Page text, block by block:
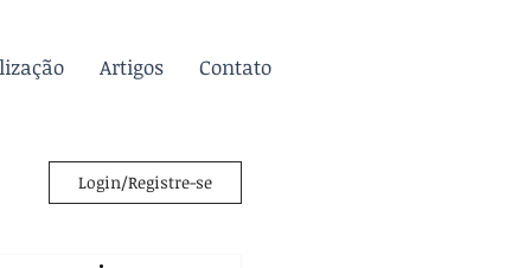
Artigos Contato
Login/Registre-se